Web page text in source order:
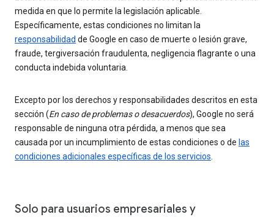
medida en que lo permite la legislación aplicable.
Específicamente, estas condiciones no limitan la
responsabilidad de Google en caso de muerte o lesión grave,
fraude, tergiversación fraudulenta, negligencia flagrante o una
conducta indebida voluntaria.
Excepto por los derechos y responsabilidades descritos en esta
sección (En caso de problemas o desacuerdos), Google no será
responsable de ninguna otra pérdida, a menos que sea
causada por un incumplimiento de estas condiciones o de las
condiciones adicionales específicas de los servicios.
Solo para usuarios empresariales y